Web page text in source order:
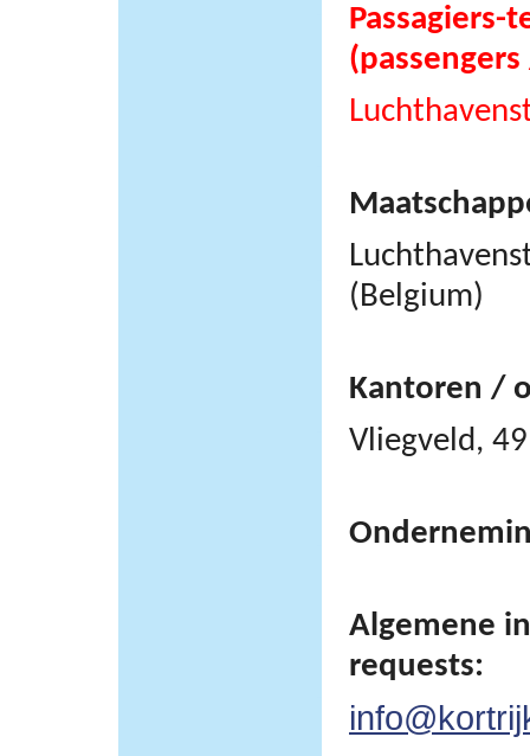
Passagiers-
(Belgium)
Kantoren /
Vliegveld,
Algemene
requests: